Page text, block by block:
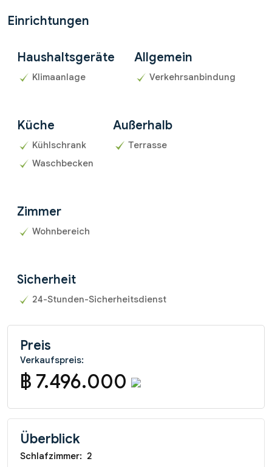
Einrichtungen
Haushaltsgeräte
Klimaanlage
Allgemein
Verkehrsanbindung
Küche
Kühlschrank
Waschbecken
Außerhalb
Terrasse
Zimmer
Wohnbereich
Sicherheit
24-Stunden-Sicherheitsdienst
Preis
Verkaufspreis:
฿ 7.496.000
Überblick
Schlafzimmer: 2